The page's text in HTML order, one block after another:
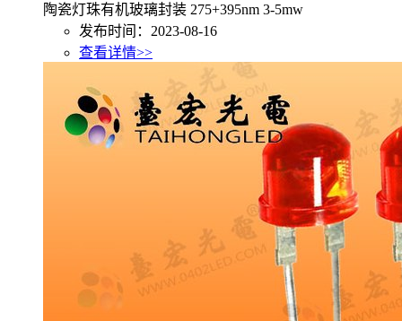
陶瓷灯珠有机玻璃封装 275+395nm 3-5mw
发布时间：2023-08-16
查看详情>>